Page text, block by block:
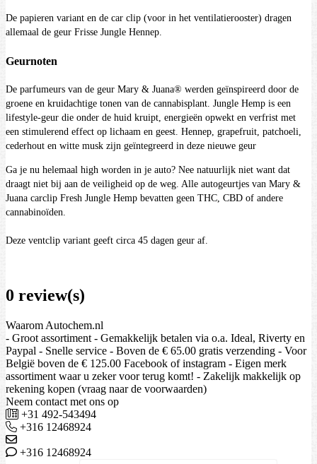
De papieren variant en de car clip (voor in het ventilatierooster) dragen
allemaal de geur Frisse Jungle Hennep.
Geurnoten
De parfumeurs van de geur Mary & Juana®️ werden geïnspireerd door de
groene en kruidachtige tonen van de cannabisplant. Jungle Hemp is een
lifestyle-geur die onder de huid kruipt, energieën opwekt en verfrist met
een stimulerend effect op lichaam en geest. Hennep, grapefruit, patchoeli,
cederhout en witte musk zijn geïntegreerd in deze nieuwe geur
Ga je nu helemaal high worden in je auto? Nee natuurlijk niet want dat
draagt niet bij aan de veiligheid op de weg. Alle autogeurtjes van Mary &
Juana carclip Fresh Jungle Hemp bevatten geen THC, CBD of andere
cannabinoïden.
Deze ventclip variant geeft circa 45 dagen geur af.
0 review(s)
Waarom Autochem.nl
- Groot assortiment - Gemakkelijk betalen via o.a. Ideal, Riverty en
Paypal - Snelle service - Boven de € 65.00 gratis verzending - Voor
België boven de € 125.00 Facebook of instagram - Eigen merk
assortiment waar u zeker voor terug komt! - Zakelijk makkelijk op
rekening kopen (vraag naar de voorwaarden)
Neem contact met ons op
+31 492-543494
+316 12468924
+316 12468924